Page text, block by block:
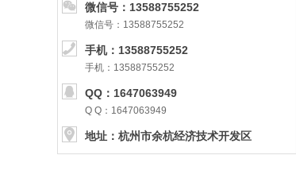
微信号：13588755252
微信号：13588755252
手机：13588755252
手机：13588755252
QQ：1647063949
Q Q：1647063949
地址：杭州市余杭经济技术开发区
五洲路49号